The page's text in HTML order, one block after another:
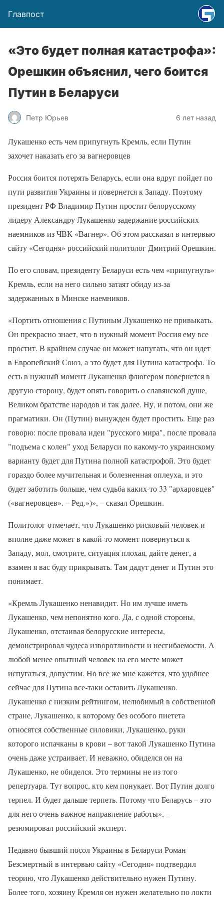
Главпост
«Это будет полная катастрофа»:
Орешкин объяснил, чего боится
Путин в Беларуси
Петр Юрьев 6 лет назад
Лукашенко есть чем припугнуть Кремль, если Путин
захочет наказать его за вагнеровцев
Россия боится потерять Беларусь, если она вдруг пойдет по
пути развития Украины и повернется к Западу. Поэтому
президент РФ Владимир Путин простит белорусскому
лидеру Александру Лукашенко задержание российских
наемников из ЧВК «Вагнер». Об этом рассказал в интервью
сайту «Сегодня» российский политолог Дмитрий Орешкин.
По его словам, президенту Беларуси есть чем «припугнуть»
Кремль, если на него сильно затаят обиду из-за
задержанных в Минске наемников.
«Портить отношения с Путиным Лукашенко не привыкать.
Он прекрасно знает, что в нужный момент Россия ему все
простит. В крайнем случае он может напугать, что он идет
в Европейский Союз, а это будет для Путина катастрофа. То
есть в нужный момент Лукашенко флюгером повернется в
другую сторону, будет опять говорить о славянской душе,
Великом братстве народов и так далее. Ну, и потом, они же
прагматики. Он (Путин) вынужден будет простить. Еще раз
говорю: после провала идеи "русского мира", после провала
"подъема с колен" уход Беларуси по какому-то украинскому
варианту будет для Путина полной катастрофой. Это будет
гораздо более мучительная и болезненная оплеуха, и это
будет заботить больше, чем судьба каких-то 33 "архаровцев"
(«вагнеровцев». – Ред.»)», – сказал Орешкин.
Политолог отмечает, что Лукашенко рисковый человек и
вполне даже может в какой-то момент повернуться к
Западу, мол, смотрите, ситуация плохая, дайте денег, а
взамен я вас буду прикрывать. Там дадут денег и Путин это
понимает.
«Кремль Лукашенко ненавидит. Но им лучше иметь
Лукашенко, чем непонятно кого. Да, с одной стороны,
Лукашенко, отстаивая белорусские интересы,
демонстрировал чудеса изворотливости и несгибаемости. А
любой менее опытный человек на его месте может
испугаться, допустим. Но все же мне кажется, что удобнее
сейчас для Путина все-таки оставить Лукашенко.
Лукашенко с низким рейтингом, нелюбимый в собственной
стране, Лукашенко, к которому без особого пиетета
относятся собственные силовики, Лукашенко, руки
которого испачканы в крови – вот такой Лукашенко Путина
очень даже устраивает. И неважно, обиделся он на
Лукашенко, не обиделся. Это термины не из того
репертуара. Тут вопрос, кто кем понукает. Вот Путин долго
терпел. И будет дальше терпеть. Потому что Беларусь – это
для него очень важное направление работы», –
резюмировал российский эксперт.
Недавно бывший посол Украины в Беларуси Роман
Безсмертный в интервью сайту «Сегодня» подтвердил
теорию, что Лукашенко действительно нужен Путину.
Более того, хозяину Кремля он нужен желательно по локти